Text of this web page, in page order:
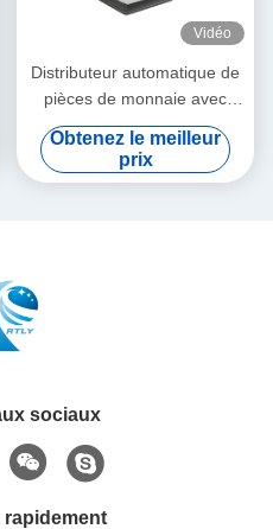
Vidéo
Distributeur automatique de
pièces de monnaie avec
imprimante et empreintes
digitales
Obtenez le meilleur
prix
sociaux